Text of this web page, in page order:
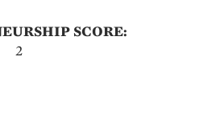
SCORE:
2